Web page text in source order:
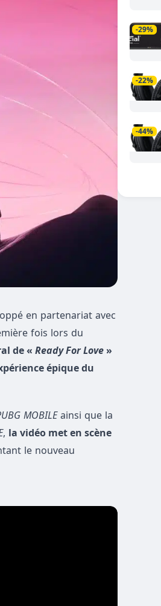
en partenariat avec
fois lors du
de « Ready For Love »
épique du
MOBILEainsi que la
, la vidéo met en scène
le nouveau
-29%
-22%
-44%